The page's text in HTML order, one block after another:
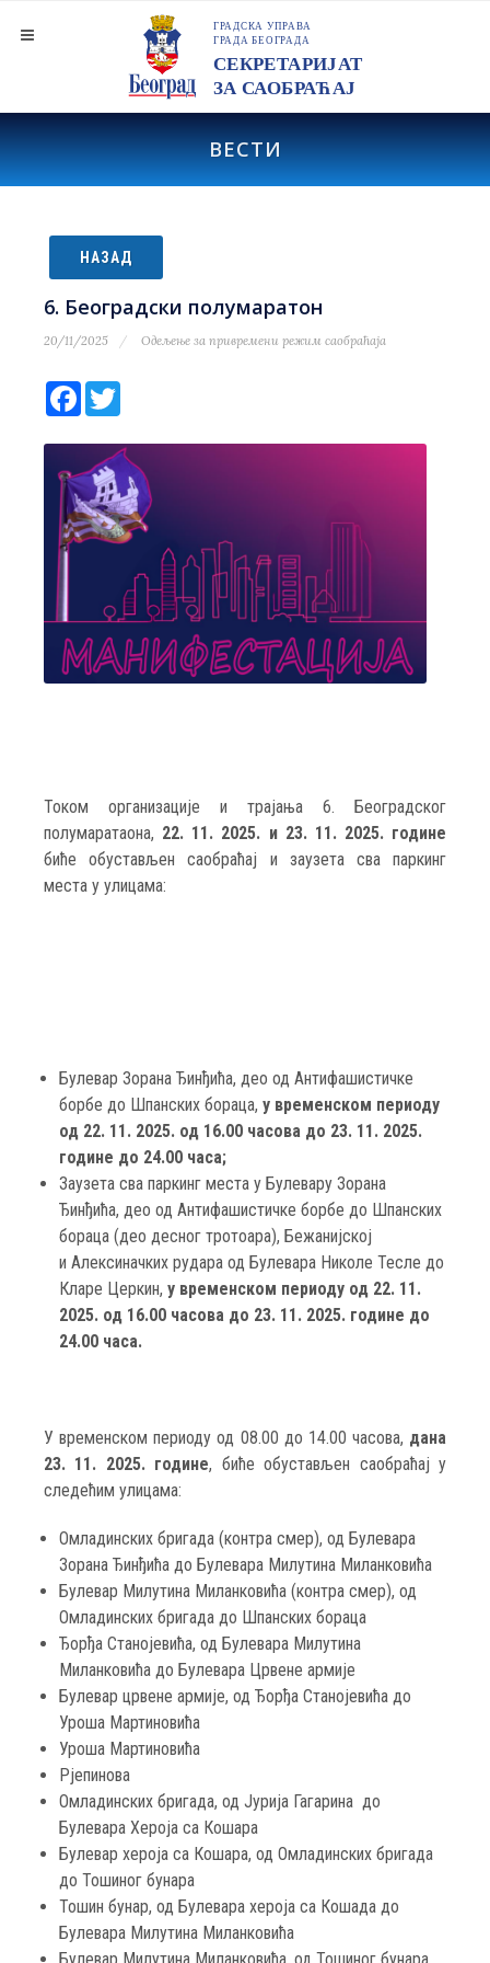
ВЕСТИ
НАЗАД
6. Београдски полумаратон
20/11/2025 Одељење за привремени режим саобраћаја
Facebook
Током организације и трајања 6. Београдског
полумаратаона, 22. 11. 2025. и 23. 11. 2025. године
биће обустављен саобраћај и заузета сва паркинг
места у улицама:
Булевар Зорана Ђинђића, део од Антифашистичке
борбе до Шпанских бораца, у временском периоду
од 22. 11. 2025. од 16.00 часова до 23. 11. 2025.
године до 24.00 часа;
Заузета сва паркинг места у Булевару Зорана
Ђинђића, део од Антифашистичке борбе до Шпанских
бораца (део десног тротоара), Бежанијској
и Алексиначких рудара од Булевара Николе Тесле до
Кларе Церкин, у временском периоду од 22. 11.
2025. од 16.00 часова до 23. 11. 2025. године до
24.00 часа.
У временском периоду од 08.00 до 14.00 часова, дана
23. 11. 2025. године, биће обустављен саобраћај у
следећим улицама:
Омладинских бригада (контра смер), од Булевара
Зорана Ђинђића до Булевара Милутина Миланковића
Булевар Милутина Миланковића (контра смер), од
Омладинских бригада до Шпанских бораца
Ђорђа Станојевића, од Булевара Милутина
Миланковића до Булевара Црвене армије
Булевар црвене армије, од Ђорђа Станојевића до
Уроша Мартиновића
Уроша Мартиновића
Рјепинова
Омладинских бригада, од Јурија Гагарина до
Булевара Хероја са Кошара
Булевар хероја са Кошара, од Омладинских бригада
до Тошиног бунара
Тошин бунар, од Булевара хероја са Кошада до
Булевара Милутина Миланковића